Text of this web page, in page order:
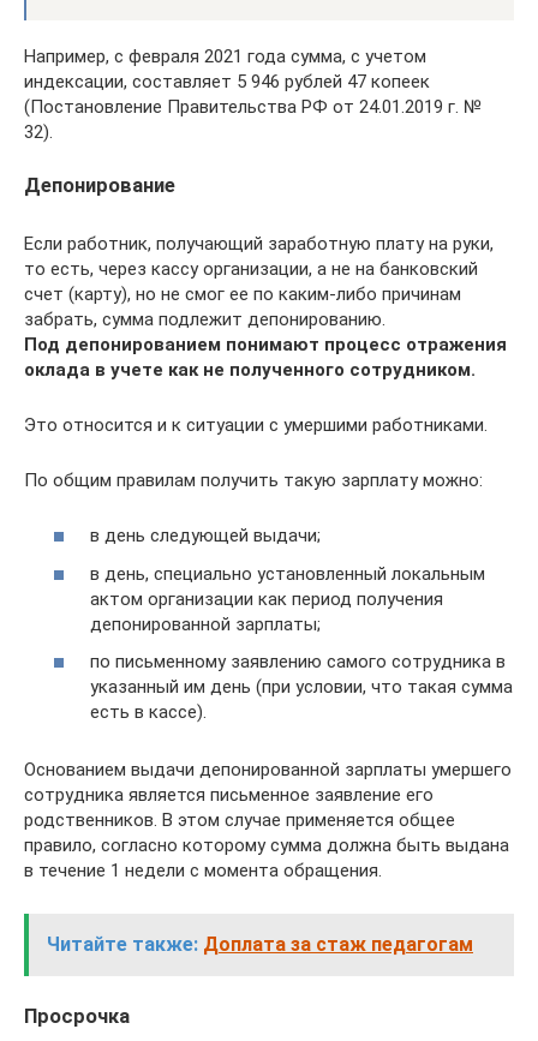
Например, с февраля 2021 года сумма, с учетом
индексации, составляет 5 946 рублей 47 копеек
(Постановление Правительства РФ от 24.01.2019 г. №
32).
Депонирование
Если работник, получающий заработную плату на руки,
то есть, через кассу организации, а не на банковский
счет (карту), но не смог ее по каким-либо причинам
забрать, сумма подлежит депонированию.
Под депонированием понимают процесс отражения
оклада в учете как не полученного сотрудником.
Это относится и к ситуации с умершими работниками.
По общим правилам получить такую зарплату можно:
в день следующей выдачи;
в день, специально установленный локальным
актом организации как период получения
депонированной зарплаты;
по письменному заявлению самого сотрудника в
указанный им день (при условии, что такая сумма
есть в кассе).
Основанием выдачи депонированной зарплаты умершего
сотрудника является письменное заявление его
родственников. В этом случае применяется общее
правило, согласно которому сумма должна быть выдана
в течение 1 недели с момента обращения.
Читайте также: Доплата за стаж педагогам
Просрочка